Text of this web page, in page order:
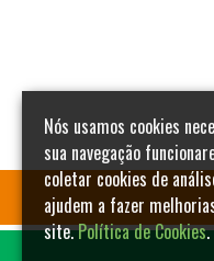
Nós usamos cookies
sua navegação
coletar cookies de
ajudem a fazer
site.Política de Cookies.